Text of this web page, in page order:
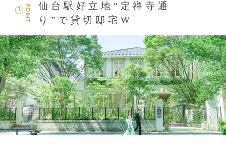
POINT
1
仙台駅好立地“定禅寺通
り”で貸切邸宅W